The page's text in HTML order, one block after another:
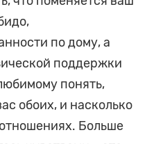
по дому, а
поддержки
понять,
обоих, и насколько
Больше